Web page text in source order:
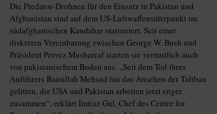
Die Predator-Drohnen für den Einsatz in Pakistan und
Afghanistan sind auf dem US-Luftwaffenstützpunkt im
südafghanischen Kandahar stationiert. Seit einer
diskreten Vereinbarung zwischen George W. Bush und
Präsident Pervez Musharraf starten sie vermutlich auch
von pakistanischem Boden aus. „Seit dem Tod ihres
Anführers Baitullah Mehsud hat das Ansehen der Taliban
gelitten, die USA und Pakistan arbeiten jetzt enger
zusammen“, erklärt Imtiaz Gul, Chef des Centre for